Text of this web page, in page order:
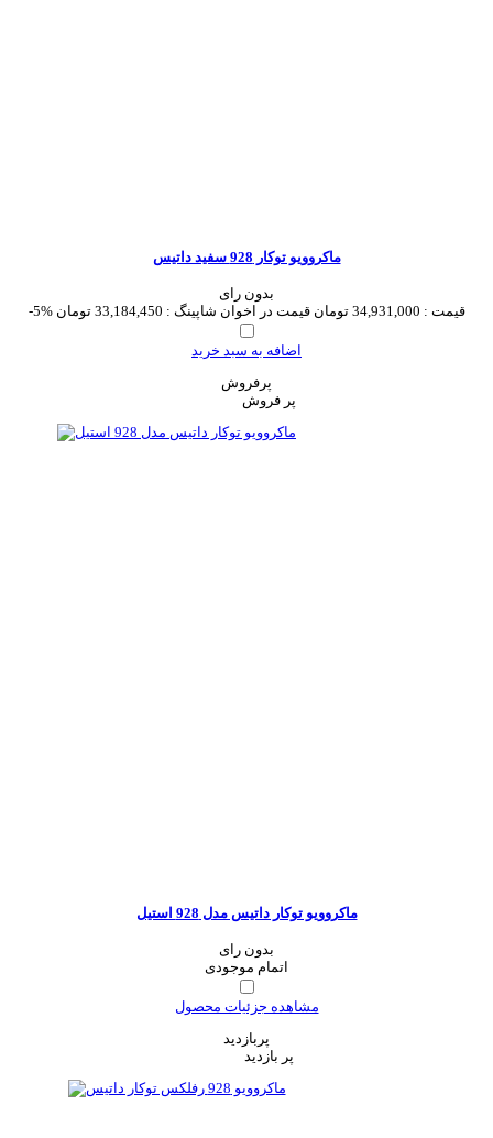
ماکروویو توکار 928 سفید داتیس
بدون رای
-5%
قیمت : 34,931,000 تومان قیمت در اخوان شاپینگ : 33,184,450 تومان
اضافه به سبد خرید
پرفروش
ماکروویو توکار داتیس مدل 928 استیل
بدون رای
اتمام موجودی
مشاهده جزئیات محصول
پربازدید
پر بازدید